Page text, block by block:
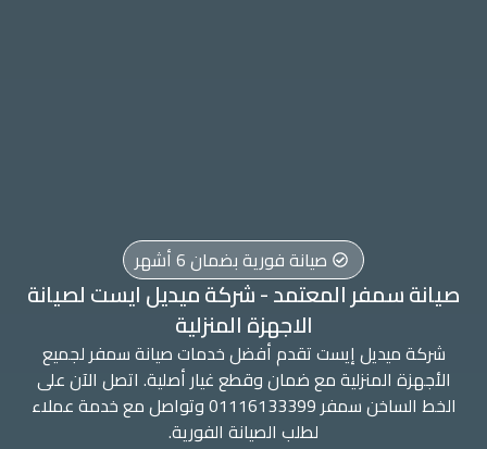
صيانة فورية بضمان 6 أشهر
صيانة سمفر المعتمد - شركة ميديل ايست لصيانة
الاجهزة المنزلية
شركة ميديل إيست تقدم أفضل خدمات صيانة سمفر لجميع
الأجهزة المنزلية مع ضمان وقطع غيار أصلية. اتصل الآن على
الخط الساخن سمفر 01116133399 وتواصل مع خدمة عملاء
لطلب الصيانة الفورية.